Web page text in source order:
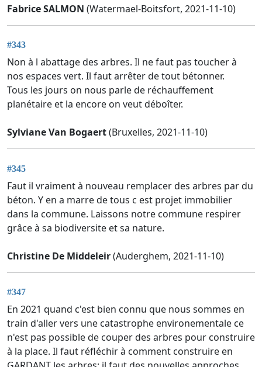
Fabrice SALMON (Watermael-Boitsfort, 2021-11-10)
#343
Non à l abattage des arbres. Il ne faut pas toucher à
nos espaces vert. Il faut arrêter de tout bétonner.
Tous les jours on nous parle de réchauffement
planétaire et la encore on veut déboîter.
Sylviane Van Bogaert(Bruxelles, 2021-11-10)
#345
Faut il vraiment à nouveau remplacer des arbres par du
béton. Y en a marre de tous c est projet immobilier
dans la commune. Laissons notre commune respirer
grâce à sa biodiversite et sa nature.
Christine De Middeleir(Auderghem, 2021-11-10)
#347
En 2021 quand c'est bien connu que nous sommes en
train d'aller vers une catastrophe environementale ce
n'est pas possible de couper des arbres pour construire
à la place. Il faut réfléchir à comment construire en